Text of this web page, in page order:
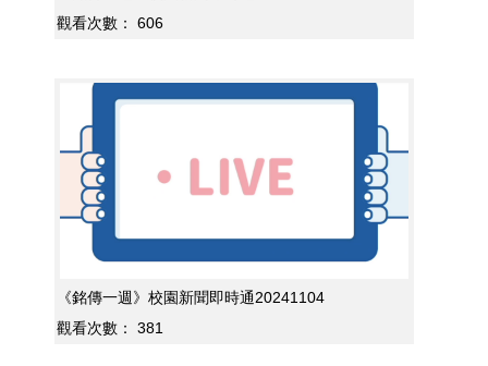
觀看次數：
606
《銘傳一週》校園新聞即時通20241104
觀看次數：
381